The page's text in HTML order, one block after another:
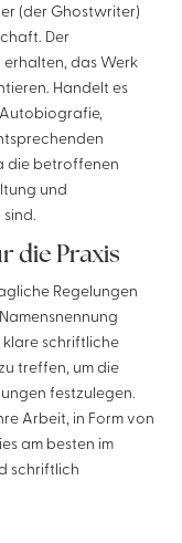
(der Ghostwriter)
Der
das Werk
Handelt es
Autobiografie,
die betroffenen
und
die Praxis
Regelungen
klare schriftliche
treffen, um die
festzulegen.
Arbeit, in Form von
am besten im
schriftlich